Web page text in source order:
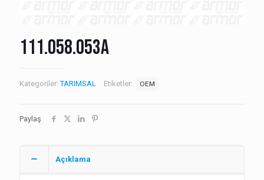
111.058.053A
Kategoriler:TARIMSAL Etiketler: OEM
Paylaş
Açıklama